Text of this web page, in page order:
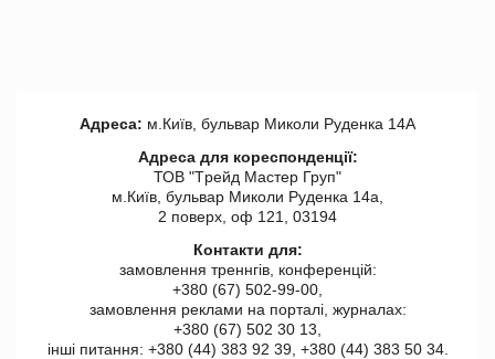
Адреса: м.Київ, бульвар Миколи Руденка 14А
Адреса для кореспонденції:
ТОВ "Tрейд Мастер Груп"
м.Київ, бульвар Миколи Руденка 14а,
2 поверх, оф 121, 03194
Контакти для:
замовлення треннгів, конференцій:
+380 (67) 502-99-00,
замовлення реклами на порталі, журналах:
+380 (67) 502 30 13,
інші питання: +380 (44) 383 92 39, +380 (44) 383 50 34.